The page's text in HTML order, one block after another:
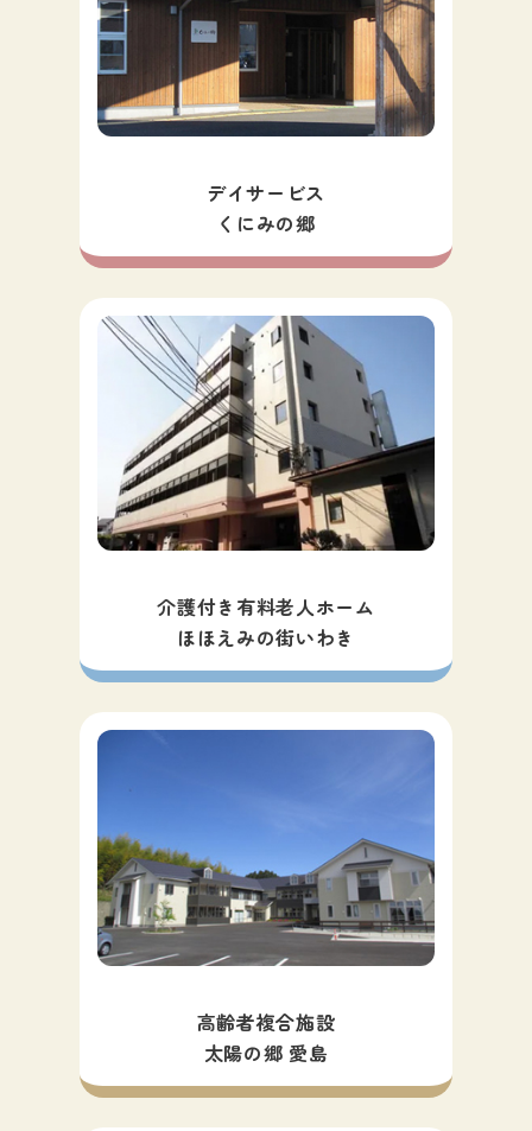
デイサービス
くにみの郷
介護付き有料老人ホーム
ほほえみの街いわき
高齢者複合施設
太陽の郷 愛島